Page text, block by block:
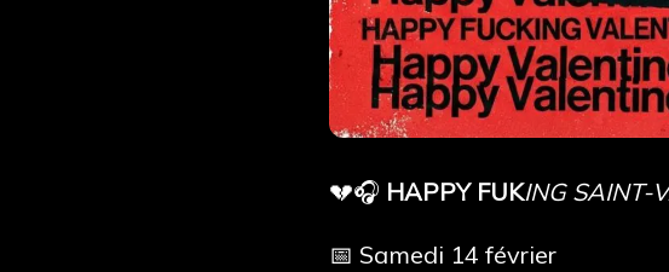
💔🎧 HAPPY FUKING SAINT-
📅 Samedi 14 février